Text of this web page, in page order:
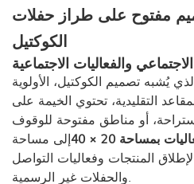
مفتوح على طراز حفلات
الكوكتيل
والفعاليات الاجتماعية
يُشبه تصميم الكوكتيل، الأولوية
التقليدية، تحتوي الخيمة على
بمساحة 20 × 40
إلى مساحة
لإطلاق المنتجات وفعاليات التواصل
والحفلات غير الرسمية.